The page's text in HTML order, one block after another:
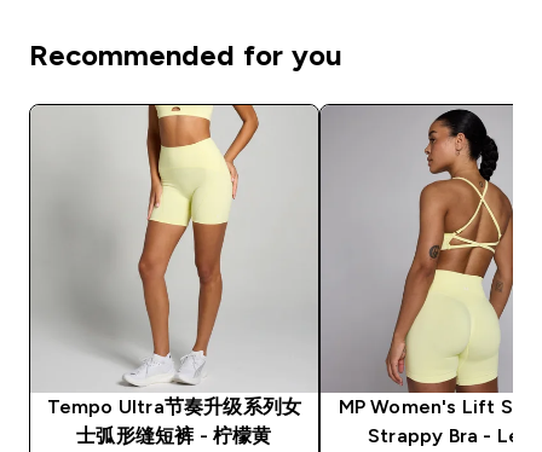
Recommended for you
Tempo Ultra节奏升级系列女
士弧形缝短裤 - 柠檬黄
MP Women's Lift
Strappy Bra -